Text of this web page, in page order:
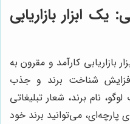
یک ابزار بازاریابی
بازاریابی کارآمد و مقرون به
شناخت برند و جذب
نام برند، شعار تبلیغاتی
می‌توانید برند خود